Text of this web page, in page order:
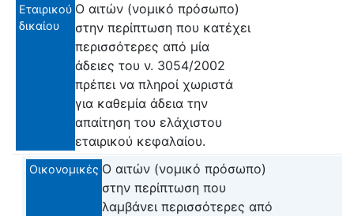
Εταιρικού
δικαίου
Ο αιτών (νομικό πρόσωπο)
στην περίπτωση που κατέχει
περισσότερες από μία
άδειες του ν. 3054/2002
πρέπει να πληροί χωριστά
για καθεμία άδεια την
απαίτηση του ελάχιστου
εταιρικού κεφαλαίου.
Οικονομικές Ο αιτών (νομικό πρόσωπο)
στην περίπτωση που
λαμβάνει περισσότερες από